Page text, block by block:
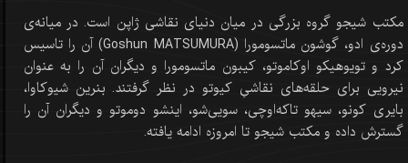
مکتب شیجو گروه بزرگی در میان دنیای نقاشی ژاپن است. در میانه‌ی
دوره‌ی ادو، گوشون ماتسومورا (Goshun MATSUMURA) آن را تاسیس
کرد و تویوهیکو اوکاموتو، کیبون ماتسومورا و دیگران آن را به عنوان
نیرویی برای حلقه‌های نقاشیِ کیوتو در نظر گرفتند. بنرین شیوکاوا،
بایری کونو، سیهو تاکه‌اوچی، سویی‌شو، اینشو دوموتو و دیگران آن را
گسترش داده و مکتب شیجو تا امروزه ادامه یافته.